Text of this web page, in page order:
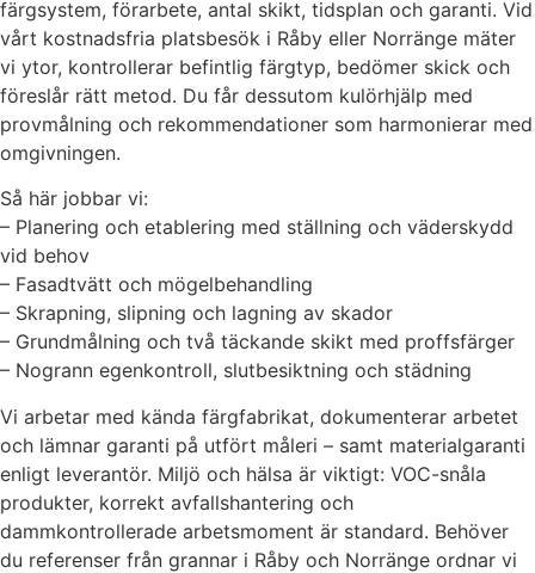
färgsystem, förarbete, antal skikt, tidsplan och garanti. Vid
vårt kostnadsfria platsbesök i Råby eller Norränge mäter
vi ytor, kontrollerar befintlig färgtyp, bedömer skick och
föreslår rätt metod. Du får dessutom kulörhjälp med
provmålning och rekommendationer som harmonierar med
omgivningen.
Så här jobbar vi:
– Planering och etablering med ställning och väderskydd
vid behov
– Fasadtvätt och mögelbehandling
– Skrapning, slipning och lagning av skador
– Grundmålning och två täckande skikt med proffsfärger
– Nogrann egenkontroll, slutbesiktning och städning
Vi arbetar med kända färgfabrikat, dokumenterar arbetet
och lämnar garanti på utfört måleri – samt materialgaranti
enligt leverantör. Miljö och hälsa är viktigt: VOC-snåla
produkter, korrekt avfallshantering och
dammkontrollerade arbetsmoment är standard. Behöver
du referenser från grannar i Råby och Norränge ordnar vi